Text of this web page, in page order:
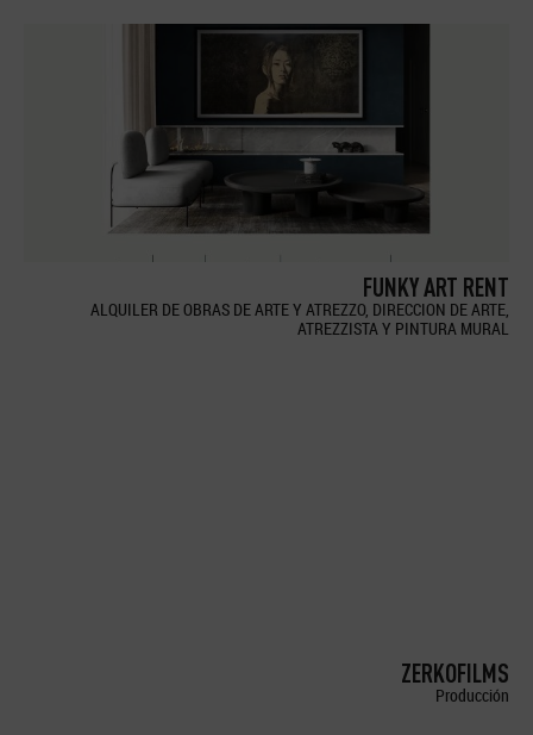
FUNKY ART RENT
ALQUILER DE OBRAS DE ARTE Y ATREZZO, DIRECCION DE ARTE,
ATREZZISTA Y PINTURA MURAL
ZERKOFILMS
Producción